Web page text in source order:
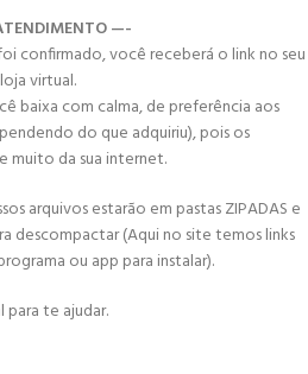
—-
confirmado, você receberá o link no seu
virtual.
baixa com calma, de preferência aos
do que adquiriu), pois os
muito da sua internet.
arquivos estarão em pastas ZIPADAS e
descompactar (Aqui no site temos links
ou app para instalar).
te ajudar.